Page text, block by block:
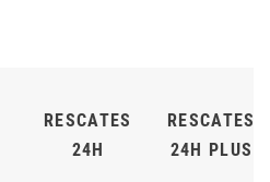
RESCATES
24H
RESCATES
24H PLUS